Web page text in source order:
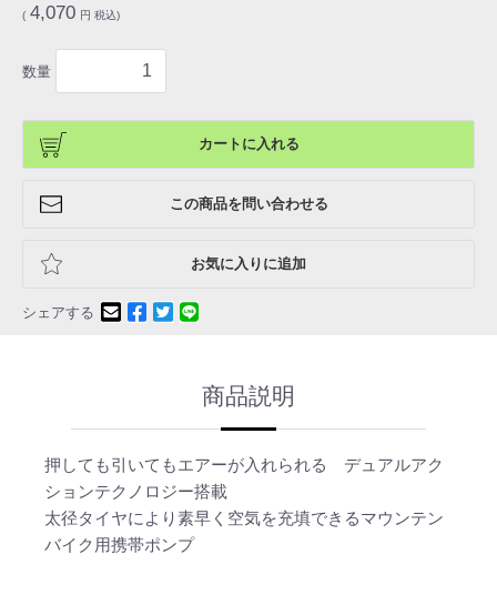
( 4,070 円 税込)
数量
カートに入れる
この商品を問い合わせる
お気に入りに追加
シェアする
商品説明
押しても引いてもエアーが入れられる デュアルアク
ションテクノロジー搭載
太径タイヤにより素早く空気を充填できるマウンテン
バイク用携帯ポンプ